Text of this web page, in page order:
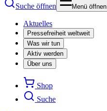
Suche öffnen
Menü öffnen
Aktuelles
Pressefreiheit weltweit
Was wir tun
Aktiv werden
Über uns
Shop
Suche